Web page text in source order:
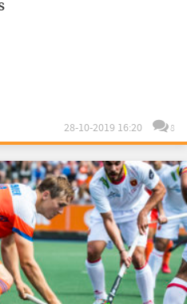
28-10-2019 16:20 8